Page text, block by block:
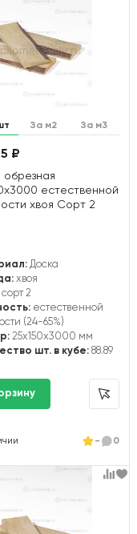
За м2 За м3
₽
обрезная
естественной
хвоя Сорт 2
Доска
хвоя
2
естественной
(24-65%)
25x150x3000 мм
шт. в кубе:88.89
- 0